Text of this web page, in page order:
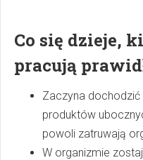
Co się dzieje,
pracują
Zaczyna
produktów
powoli zatruwają
W organizmie